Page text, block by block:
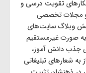
تقویت درسی و
و مجلات تخصصی
وبلاگ سایت‌های
‌صورت غیرمستقیم
جذب دانش آموز،
شعارهای تبلیغاتی